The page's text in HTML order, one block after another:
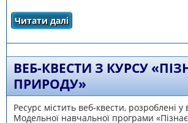
Читати далі
"Дізнаємося про
ВЕБ-КВЕСТИ З КУРСУ
ПРИРОДУ»
Ресурс містить веб-квести, розроблені у
Модельної навчальної програми